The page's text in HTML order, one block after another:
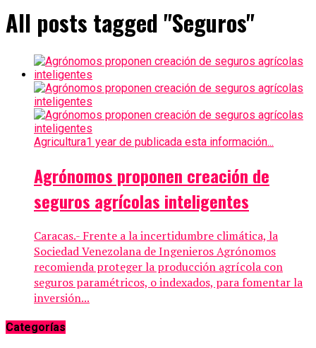
All posts tagged "Seguros"
Agricultura1 year de publicada esta información...
Agrónomos proponen creación de
seguros agrícolas inteligentes
Caracas.- Frente a la incertidumbre climática, la
Sociedad Venezolana de Ingenieros Agrónomos
recomienda proteger la producción agrícola con
seguros paramétricos, o indexados, para fomentar la
inversión...
Categorías